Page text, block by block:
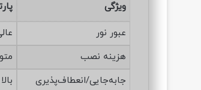
ویژگی
عبور نور
هزینه نصب
جابه‌جایی/انعطاف‌پذیری
بالا